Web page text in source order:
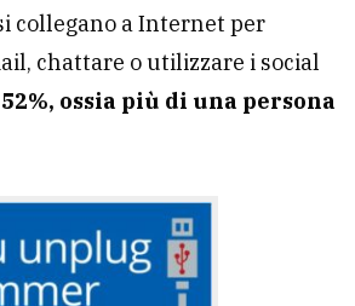
collegano a Internet per
chattare o utilizzare i social
ossia più di una persona